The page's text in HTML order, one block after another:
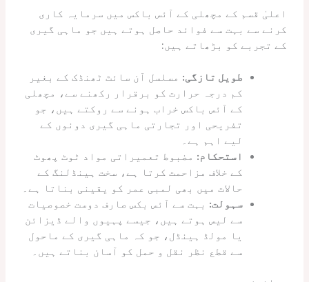
اعلیٰ قسم کے مچھلی کے آئس باکس میں سرمایہ کاری
کرنے سے بہت سے فوائد حاصل ہوتے ہیں جو ماہی گیری
کے تجربے کو بڑھاتے ہیں:
طویل تازگی: مسلسل آن سائٹ ٹھنڈک کے بغیر
کم درجہ حرارت کو برقرار رکھنے سے، مچھلی
کے آئس باکس خراب ہونے سے روکتے ہیں، جو
تفریحی اور تجارتی ماہی گیری دونوں کے
لیے اہم ہے۔
استحکام: مضبوط تعمیراتی مواد ٹوٹ پھوٹ
کے خلاف مزاحمت کرتا ہے، سخت ہینڈلنگ کے
حالات میں بھی لمبی عمر کو یقینی بناتا ہے۔
سہولت: بہت سے آئس بکس صارف دوست خصوصیات
سے لیس ہوتے ہیں، جیسے پہیوں والے ڈیزائن
یا مولڈ ہینڈل، جو کہ ماہی گیری کے ماحول
سے قطع نظر نقل و حمل کو آسان بناتے ہیں۔